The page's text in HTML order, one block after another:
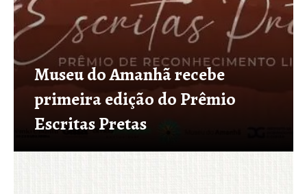
Museu do Amanhã recebe
primeira edição do Prêmio
Escritas Pretas